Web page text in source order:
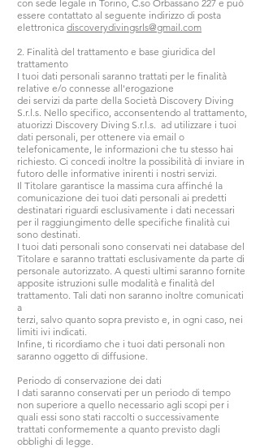
con sede legale in Torino, C.so Orbassano 227 e può
essere contattato al seguente indirizzo di posta
elettronica discoverydivingsrls@gmail.com
2. Finalità del trattamento e base giuridica del
trattamento
I tuoi dati personali saranno trattati per le finalità
relative e/o connesse all'erogazione
dei servizi da parte della Società Discovery Diving
S.r.l.s. Nello specifico, acconsentendo al trattamento,
atuorizzi Discovery Diving S.r.l.s. ad utilizzare i tuoi
dati personali, per ottenere via email o
telefonicamente, le informazioni che tu stesso hai
richiesto. Ci concedi inoltre la possibilità di inviare in
futoro delle informative inirenti i nostri servizi.
Il Titolare garantisce la massima cura affinché la
comunicazione dei tuoi dati personali ai predetti
destinatari riguardi esclusivamente i dati necessari
per il raggiungimento delle specifiche finalità cui
sono destinati.
I tuoi dati personali sono conservati nei database del
Titolare e saranno trattati esclusivamente da parte di
personale autorizzato. A questi ultimi saranno fornite
apposite istruzioni sulle modalità e finalità del
trattamento. Tali dati non saranno inoltre comunicati
a
terzi, salvo quanto sopra previsto e, in ogni caso, nei
limiti ivi indicati.
Infine, ti ricordiamo che i tuoi dati personali non
saranno oggetto di diffusione.
Periodo di conservazione dei dati
I dati saranno conservati per un periodo di tempo
non superiore a quello necessario agli scopi per i
quali essi sono stati raccolti o successivamente
trattati conformemente a quanto previsto dagli
obblighi di legge.